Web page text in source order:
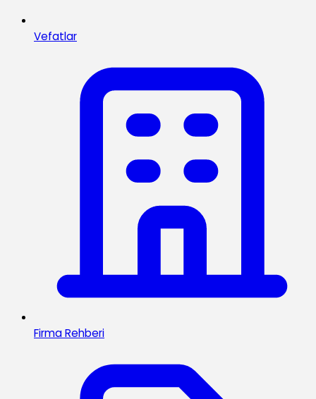
Vefatlar
Firma Rehberi